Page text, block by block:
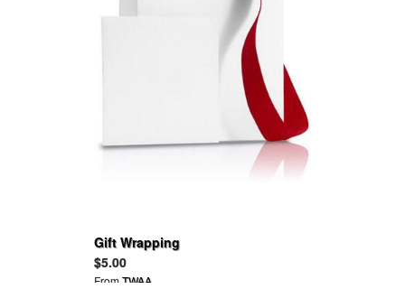
Gift Wrapping
$5.00
FromTWAA